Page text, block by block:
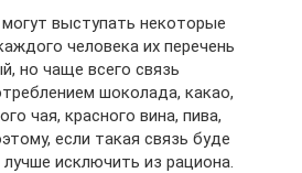
выступать некоторые
человека их перечень
но чаще всего связь
шоколада, какао,
чая, красного вина, пива,
если такая связь буде
исключить из рациона.